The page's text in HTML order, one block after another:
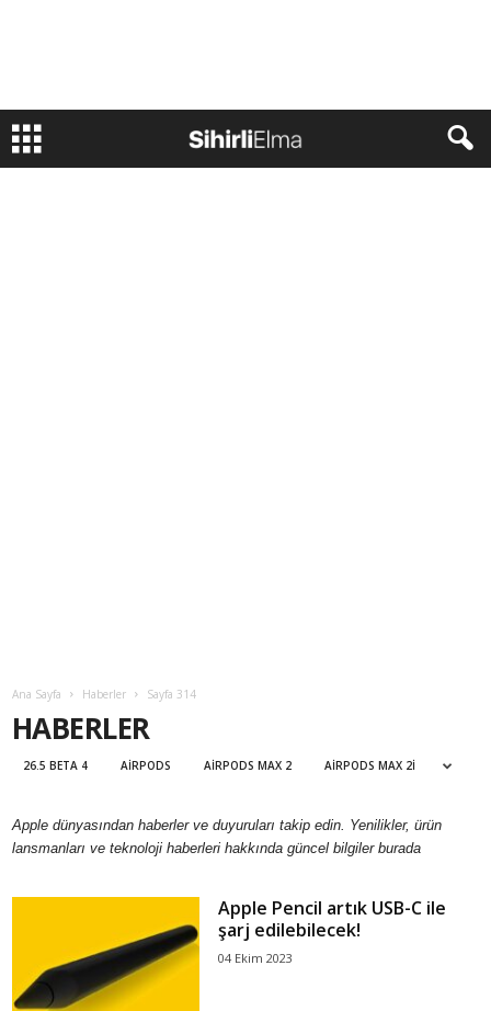
Ana Sayfa Haberler Sayfa 314
HABERLER
26.5 BETA 4 AIRPODS AIRPODS MAX 2 AIRPODS MAX 2I
Apple dünyasından haberler ve duyuruları takip edin. Yenilikler, ürün
lansmanları ve teknoloji haberleri hakkında güncel bilgiler burada
Apple Pencil artık USB-C ile
şarj edilebilecek!
04 Ekim 2023